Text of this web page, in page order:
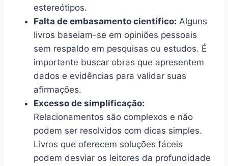
estereótipos.
Falta de embasamento científico: Alguns
livros baseiam-se em opiniões pessoais
sem respaldo em pesquisas ou estudos. É
importante buscar obras que apresentem
dados e evidências para validar suas
afirmações.
Excesso de simplificação:
Relacionamentos são complexos e não
podem ser resolvidos com dicas simples.
Livros que oferecem soluções fáceis
podem desviar os leitores da profundidade